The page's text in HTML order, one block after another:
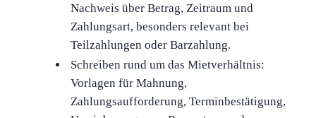
Nachweis über Betrag, Zeitraum und
Zahlungsart, besonders relevant bei
Teilzahlungen oder Barzahlung.
Schreiben rund um das Mietverhältnis:
Vorlagen für Mahnung,
Zahlungsaufforderung, Terminbestätigung,